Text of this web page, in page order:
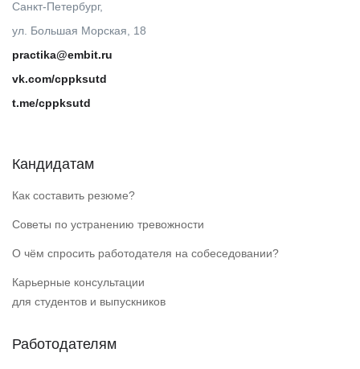
Санкт-Петербург,
ул. Большая Морская, 18
practika@embit.ru
vk.com/cppksutd
t.me/cppksutd
Кандидатам
Как составить резюме?
Советы по устранению тревожности
О чём спросить работодателя на собеседовании?
Карьерные консультации
для студентов и выпускников
Работодателям